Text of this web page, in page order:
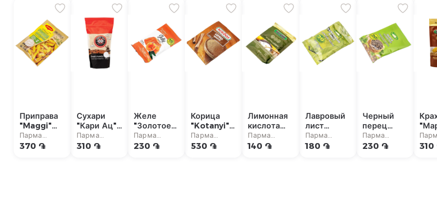
Приправа
"Maggi"
для
картофеля,
Парма
супермаркет
370 ֏
Сухари
"Кари Ац"
400г
Парма
супермаркет
310 ֏
Желе
"Золотое
Тесто"
персик 50г
Парма
супермаркет
230 ֏
Корица
"Kotanyi"
молотая
25г
Парма
супермаркет
530 ֏
Лимонная
кислота
"Мараник"
50г
Парма
супермаркет
140 ֏
Лавровый
лист
"Золотое
тесто" 12г
Парма
супермаркет
180 ֏
Черный
перец
"Золотое
тесто"
Парма
супермаркет
230 ֏
120г